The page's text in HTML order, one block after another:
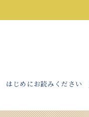
はじめにお読みください